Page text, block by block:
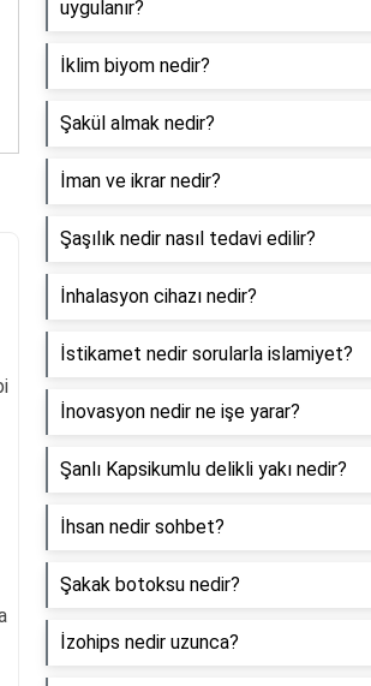
uygulanır?
İklim biyom nedir?
Şakül almak nedir?
İman ve ikrar nedir?
Şaşılık nedir nasıl tedavi edilir?
İnhalasyon cihazı nedir?
İstikamet nedir sorularla islamiyet?
İnovasyon nedir ne işe yarar?
Şanlı Kapsikumlu delikli yakı nedir?
İhsan nedir sohbet?
Şakak botoksu nedir?
İzohips nedir uzunca?